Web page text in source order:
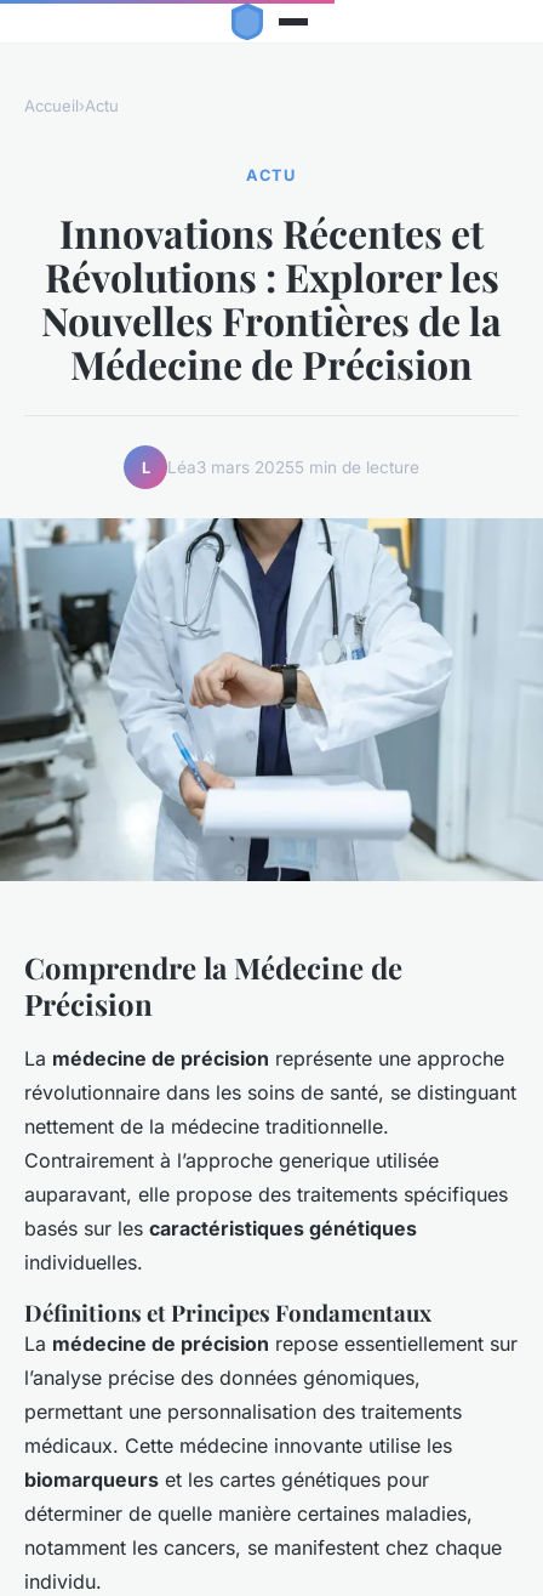
Accueil›Actu
ACTU
Innovations Récentes et
Révolutions : Explorer les
Nouvelles Frontières de la
Médecine de Précision
L Léa3 mars 20255 min de lecture
Comprendre la Médecine de
Précision
La médecine de précision représente une approche
révolutionnaire dans les soins de santé, se distinguant
nettement de la médecine traditionnelle.
Contrairement à l’approche generique utilisée
auparavant, elle propose des traitements spécifiques
basés sur les caractéristiques génétiques
individuelles.
Définitions et Principes Fondamentaux
La médecine de précision repose essentiellement sur
l’analyse précise des données génomiques,
permettant une personnalisation des traitements
médicaux. Cette médecine innovante utilise les
biomarqueurs et les cartes génétiques pour
déterminer de quelle manière certaines maladies,
notamment les cancers, se manifestent chez chaque
individu.